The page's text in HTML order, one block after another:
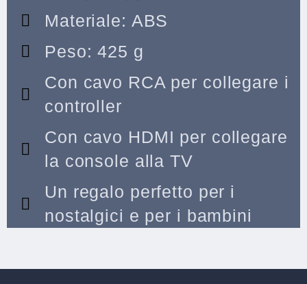
Materiale: ABS
Peso: 425 g
Con cavo RCA per collegare i
controller
Con cavo HDMI per collegare
la console alla TV
Un regalo perfetto per i
nostalgici e per i bambini